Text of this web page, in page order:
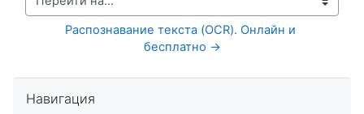
Перейти на...
Распознавание текста (OCR). Онлайн и
бесплатно →
Навигация